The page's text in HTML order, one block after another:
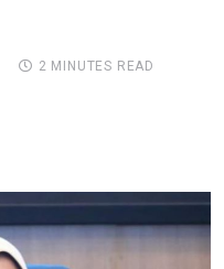
2 MINUTES READ